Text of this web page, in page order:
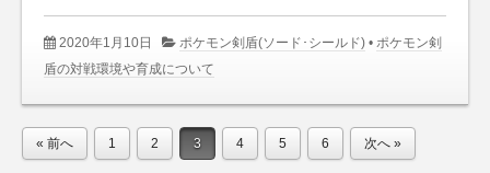
2020年1月10日 ポケモン剣盾(ソード･シールド) • ポケモン剣
盾の対戦環境や育成について
« 前へ 1 2 3 4 5 6 次へ »